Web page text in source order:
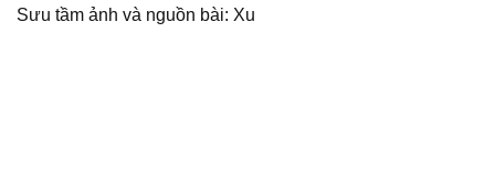
Sưu tầm ảnh và nguồn bài: Xu